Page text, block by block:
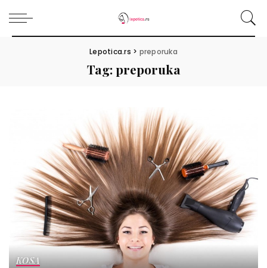
Lepotica.rs > preporuka
Tag:preporuka
KOSA